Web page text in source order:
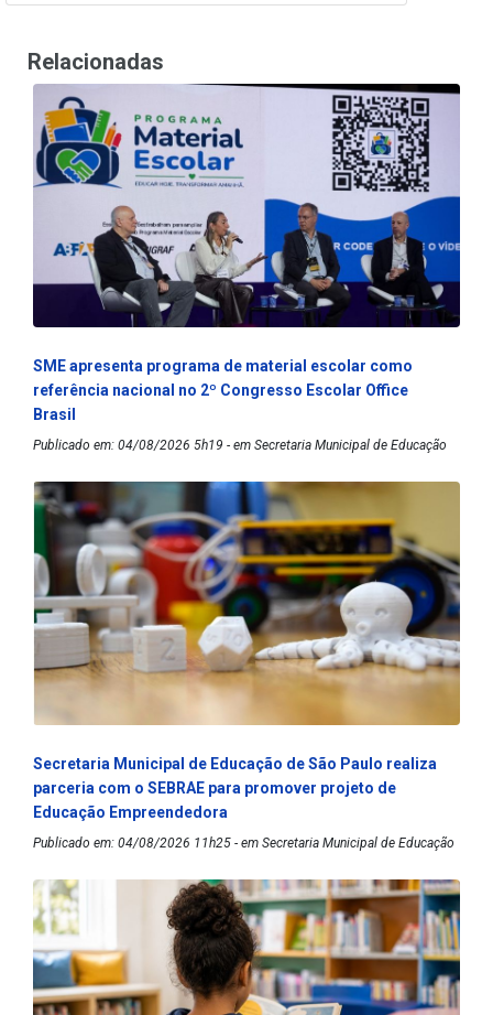
Relacionadas
SME apresenta programa de material escolar como
referência nacional no 2º Congresso Escolar Office
Brasil
Publicado em: 04/08/2026 5h19 - em Secretaria Municipal de Educação
Secretaria Municipal de Educação de São Paulo realiza
parceria com o SEBRAE para promover projeto de
Educação Empreendedora
Publicado em: 04/08/2026 11h25 - em Secretaria Municipal de Educação